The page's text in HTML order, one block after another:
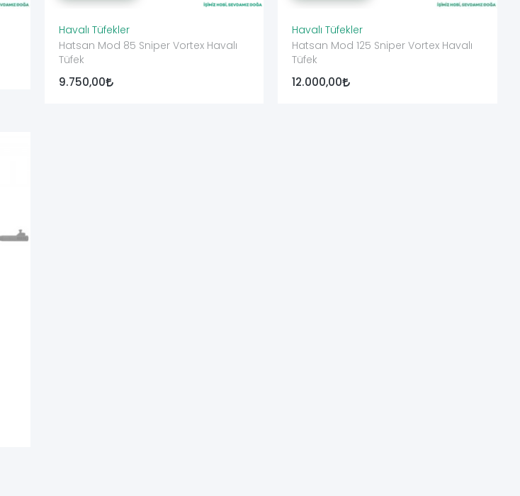
Havalı Tüfekler
Hatsan Mod 85 Sniper Vortex Havalı
Tüfek
9.750,00
Havalı Tüfekler
Hatsan Mod 125 Sniper Vortex Havalı
Tüfek
12.000,00